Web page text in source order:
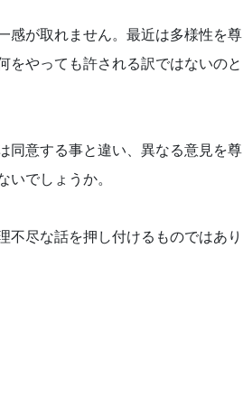
感が取れません。最近は多様性を尊
をやっても許される訳ではないのと
同意する事と違い、異なる意見を尊
でしょうか。
尽な話を押し付けるものではあり